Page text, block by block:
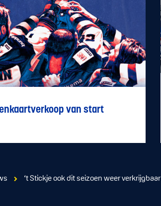
van start
‘t Stickje ook dit seizoen weer verkrijgbaar